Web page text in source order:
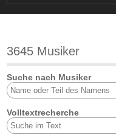
3645 Musiker
Suche nach Musiker
Volltextrecherche